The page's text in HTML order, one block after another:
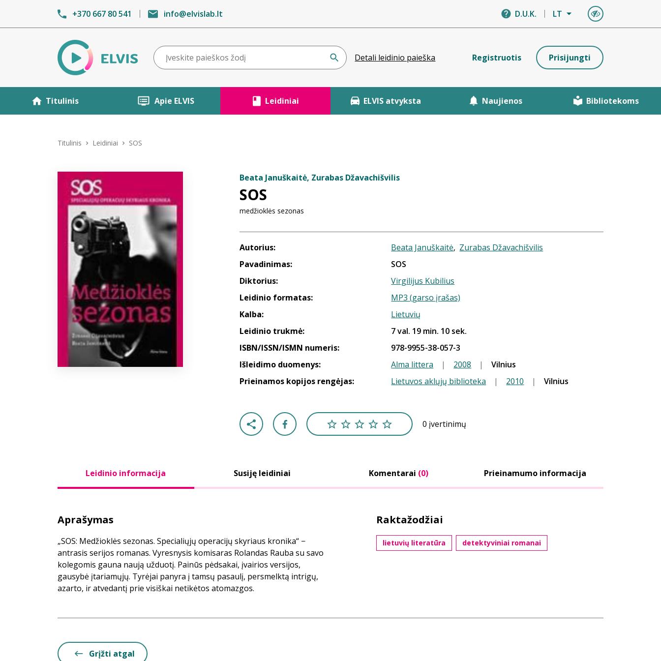
+370 667 80 541 info@elvislab.lt D.U.K. LT
Detali leidinio paieška Registruotis Prisijungti
Titulinis Apie ELVIS Leidiniai ELVIS atvyksta Naujienos Bibliotekoms
Titulinis Leidiniai SOS
Beata Januškaitė, Zurabas Džavachišvilis
SOS
medžioklės sezonas
Autorius: Beata Januškaitė, Zurabas Džavachišvilis
Pavadinimas:
SOS
Diktorius:
Virgilijus Kubilius
Leidinio formatas:
MP3 (garso įrašas)
Kalba:
Lietuvių
Leidinio trukmė:
7 val. 19 min. 10 sek.
ISBN/ISSN/ISMN numeris:
978-9955-38-057-3
Išleidimo duomenys:
Alma littera | 2008 |
Vilnius
Prieinamos kopijos rengėjas:
Lietuvos aklųjų biblioteka | 2010 | Vilnius
0 įvertinimų
Leidinio informacija Susiję leidiniai Komentarai (0) Prieinamumo informacija
Aprašymas
„SOS: Medžioklės sezonas. Specialiųjų operacijų skyriaus kronika“ −
antrasis serijos romanas. Vyresnysis komisaras Rolandas Rauba su savo
kolegomis gauna naują užduotį. Painūs pėdsakai, įvairios versijos,
gausybė įtariamųjų. Tyrėjai panyra į tamsų pasaulį, persmelktą intrigų,
azarto, ir atvedantį prie visiškai netikėtos atomazgos.
Raktažodžiai
lietuvių literatūra detektyviniai romanai
Grįžti atgal